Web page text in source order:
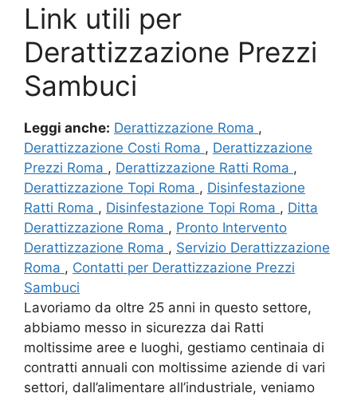
Link utili per
Derattizzazione Prezzi
Sambuci
Leggi anche: Derattizzazione Roma ,
Derattizzazione Costi Roma , Derattizzazione
Prezzi Roma , Derattizzazione Ratti Roma ,
Derattizzazione Topi Roma , Disinfestazione
Ratti Roma , Disinfestazione Topi Roma , Ditta
Derattizzazione Roma , Pronto Intervento
Derattizzazione Roma , Servizio Derattizzazione
Roma , Contatti per Derattizzazione Prezzi
Sambuci
Lavoriamo da oltre 25 anni in questo settore,
abbiamo messo in sicurezza dai Ratti
moltissime aree e luoghi, gestiamo centinaia di
contratti annuali con moltissime aziende di vari
settori, dall’alimentare all’industriale, veniamo